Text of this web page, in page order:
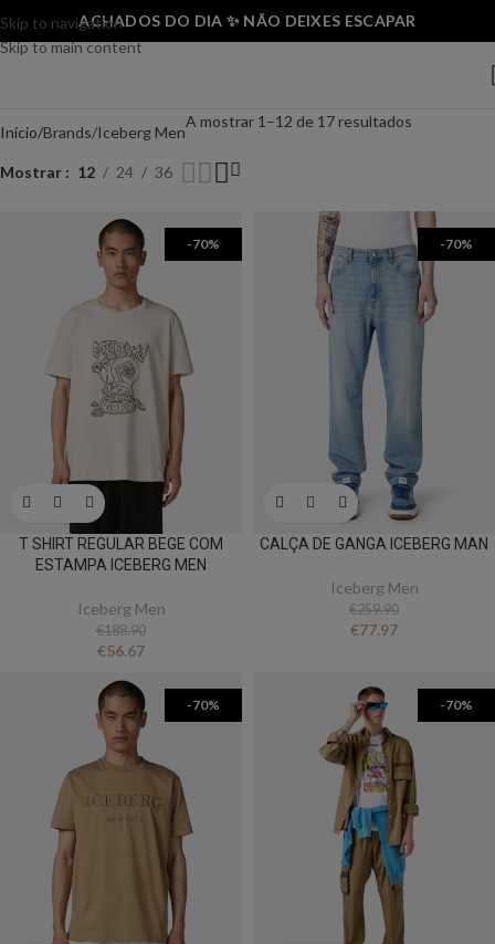
Skip to navigation
Skip to main content
ACHADOS DO DIA ✨ NÃO DEIXES ESCAPAR
Início Brands Iceberg Men
A mostrar 1–12 de 17 resultados
Mostrar 12 24 36
-70%
T SHIRT REGULAR BEGE COM
ESTAMPA ICEBERG MEN
Iceberg Men
€188.90
€56.67
-70%
CALÇA DE GANGA ICEBERG MAN
Iceberg Men
€259.90
€77.97
-70% -70%